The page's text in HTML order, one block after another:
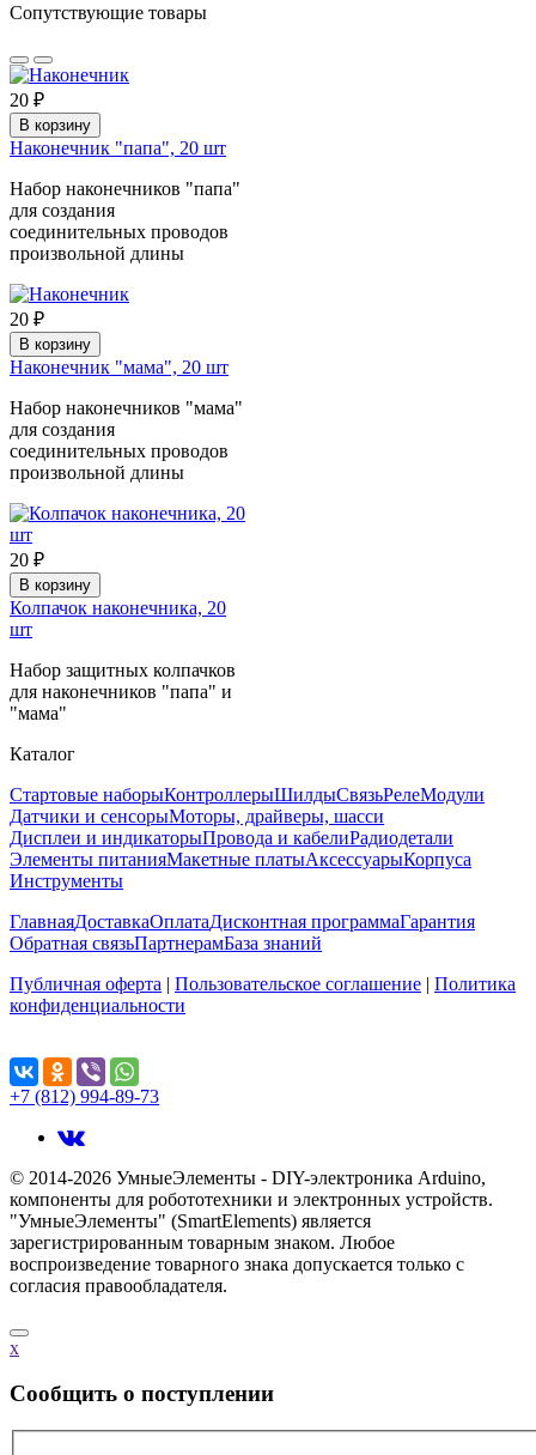
Сопутствующие товары
20 ₽
В корзину
Наконечник "папа", 20 шт
Набор наконечников "папа"
для создания
соединительных проводов
произвольной длины
20 ₽
В корзину
Наконечник "мама", 20 шт
Набор наконечников "мама"
для создания
соединительных проводов
произвольной длины
20 ₽
В корзину
Колпачок наконечника, 20
шт
Набор защитных колпачков
для наконечников "папа" и
"мама"
Каталог
Стартовые наборыКонтроллерыШилдыСвязьРелеМодули
Датчики и сенсорыМоторы, драйверы, шасси
Дисплеи и индикаторыПровода и кабелиРадиодетали
Элементы питанияМакетные платыАксессуарыКорпуса
Инструменты
ГлавнаяДоставкаОплатаДисконтная программаГарантия
Обратная связьПартнерамБаза знаний
Публичная оферта | Пользовательское соглашение | Политика
конфиденциальности
+7 (812) 994-89-73
© 2014-2026 УмныеЭлементы - DIY-электроника Arduino,
компоненты для робототехники и электронных устройств.
"УмныеЭлементы" (SmartElements) является
зарегистрированным товарным знаком. Любое
воспроизведение товарного знака допускается только с
согласия правообладателя.
x
Cообщить о поступлении